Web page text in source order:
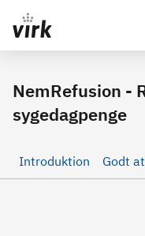
Gå direkte til indhold
NemRefusion -
sygedagpenge
Introduktion Godt